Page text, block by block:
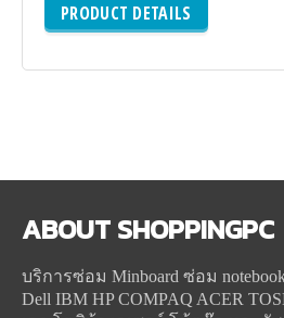
PRODUCT DETAILS
ABOUTSHOPPINGPC
บริการซ่อม Minboard ซ่อม
Dell IBM HP COMPAQ ACER